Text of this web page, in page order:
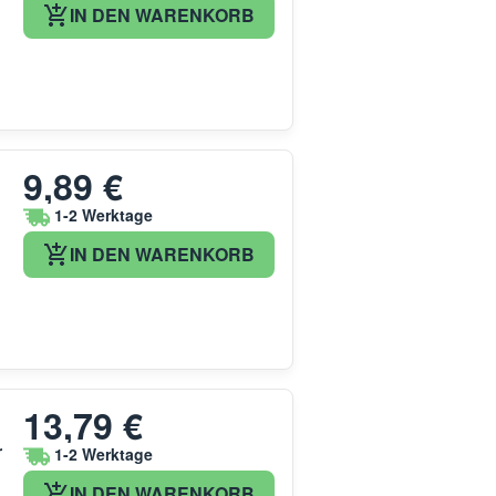
IN DEN WARENKORB
9,89 €
1-2 Werktage
IN DEN WARENKORB
13,79 €
1-2 Werktage